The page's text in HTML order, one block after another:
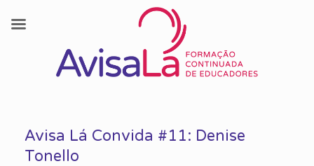
contentAvisa Lá Convida #11: Denise
Tonello